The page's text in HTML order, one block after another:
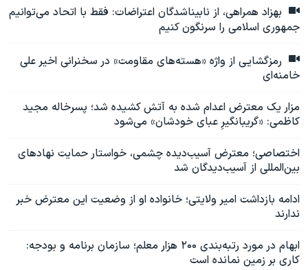
بهزاد همراهی، از نابیناشدگان اعتراضات: فقط با اتحاد می‌توانیم
جمهوری اسلامی را سرنگون کنیم
رمزگشایی از واژه «هسته‌های مقاومت» در سخنرانی اخیر علی
خامنه‌ای
مزار یک معترض اعدام شده به آتش کشیده شد؛ پسرخاله مجید
کاظمی: «گریبانگیرِ عبای خودشان» می‌شود
اختصاصی؛ معترض آسیب‌دیده چشمی، خواستار حمایت نهادهای
بین‌المللی از آسیب‌دیدگان شد
ادامه بازداشت امیر ولایتی؛ خانواده او از وضعیت این معترض خبر
ندارند
ابهام در مورد رتبه‌بندی ۲۰۰ هزار معلم؛ سازمان برنامه و بودجه:
کاری بر زمین نمانده است